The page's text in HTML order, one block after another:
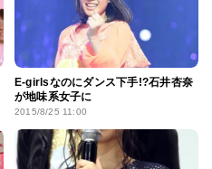
E-girlsなのにダンス下手!?石井杏奈
が地味系女子に
2015/8/25 11:00